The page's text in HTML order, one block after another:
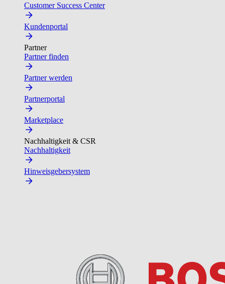
Customer Success Center
Kundenportal
Partner
Partner finden
Partner werden
Partnerportal
Marketplace
Nachhaltigkeit & CSR
Nachhaltigkeit
Hinweisgebersystem